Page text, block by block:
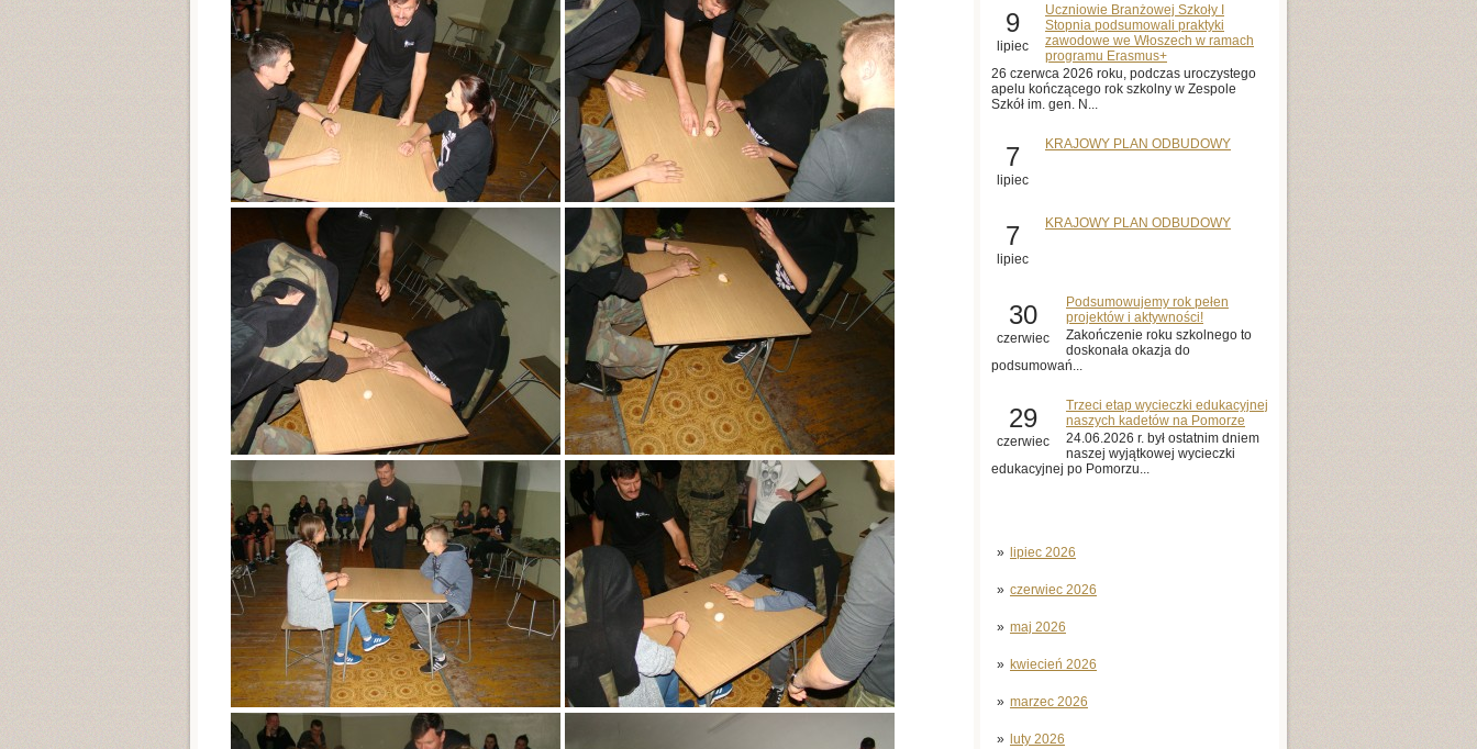
9
lipiec
Uczniowie Branżowej Szkoły I
Stopnia podsumowali praktyki
zawodowe we Włoszech w ramach
programu Erasmus+
26 czerwca 2026 roku, podczas uroczystego
apelu kończącego rok szkolny w Zespole
Szkół im. gen. N...
7
lipiec
KRAJOWY PLAN ODBUDOWY
7
lipiec
KRAJOWY PLAN ODBUDOWY
30
czerwiec
Podsumowujemy rok pełen
projektów i aktywności!
Zakończenie roku szkolnego to
doskonała okazja do
podsumowań...
29
czerwiec
Trzeci etap wycieczki edukacyjnej
naszych kadetów na Pomorze
24.06.2026 r. był ostatnim dniem
naszej wyjątkowej wycieczki
edukacyjnej po Pomorzu...
lipiec 2026
czerwiec 2026
maj 2026
kwiecień 2026
marzec 2026
luty 2026